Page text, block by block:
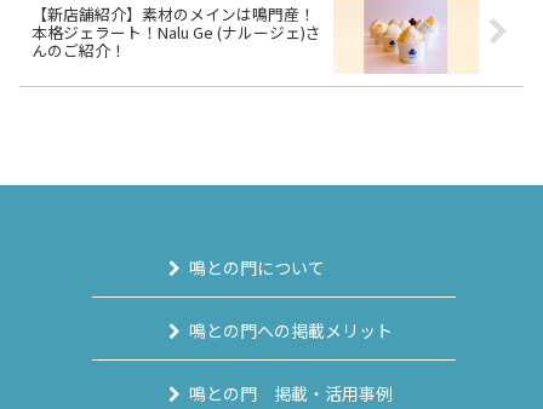
【新店舗紹介】素材のメインは鳴門産！
本格ジェラート！Nalu Ge (ナルージェ)さ
んのご紹介！
鳴との門について
鳴との門への掲載メリット
鳴との門 掲載・活用事例